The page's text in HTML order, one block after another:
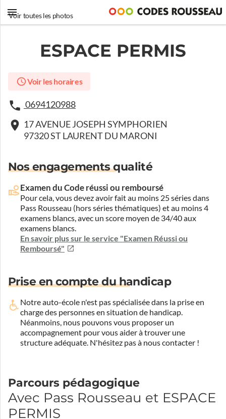
Voir toutes les photos
ESPACE PERMIS
Voir les horaires
0694120988
17 AVENUE JOSEPH SYMPHORIEN
97320 ST LAURENT DU MARONI
Nos engagements qualité
Examen du Code réussi ou remboursé
Pour cela, vous devez avoir fait au moins 25 séries dans
Pass Rousseau (hors séries thématiques) et au moins 4
examens blancs, avec un score moyen de 34/40 aux
examens blancs.
En savoir plus sur le service "Examen Réussi ou
Remboursé"
Prise en compte du handicap
Notre auto-école n'est pas spécialisée dans la prise en
charge des personnes en situation de handicap.
Néanmoins, nous pouvons vous proposer un
accompagnement pour vous aider à trouver une
structure adéquate. N'hésitez pas à nous contacter !
Parcours pédagogique
Avec Pass Rousseau et ESPACE
PERMIS